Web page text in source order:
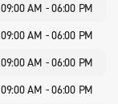
09:00 AM - 06:00 PM
09:00 AM - 06:00 PM
09:00 AM - 06:00 PM
09:00 AM - 06:00 PM